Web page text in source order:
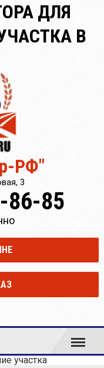
ДЛЯ
В
РФ"
3
86-85
Меню
участка